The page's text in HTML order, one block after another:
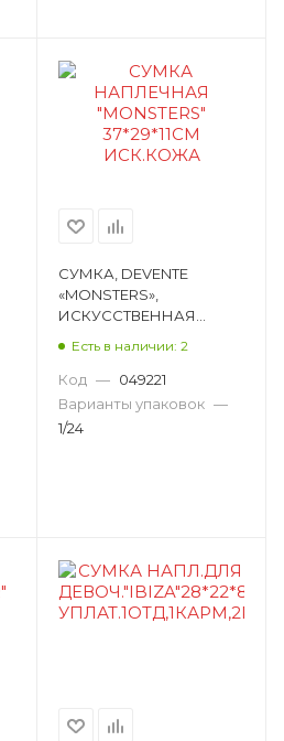
СУМКА, DEVENTE
«MONSTERS»,
ИСКУССТВЕННАЯ
Есть в наличии: 2
Код — 049221
Варианты упаковок —
1/24